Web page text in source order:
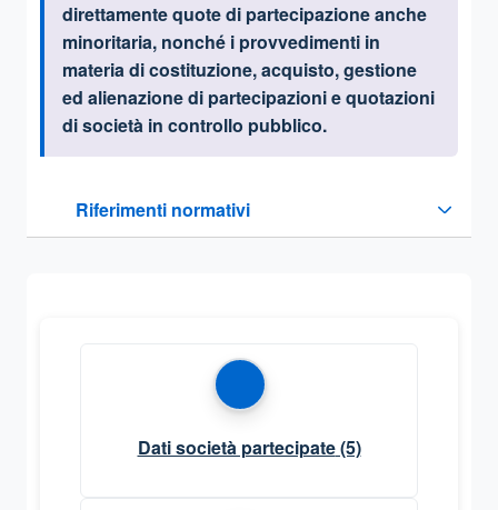
direttamente quote di partecipazione anche
minoritaria, nonché i provvedimenti in
materia di costituzione, acquisto, gestione
ed alienazione di partecipazioni e quotazioni
di società in controllo pubblico.
Riferimenti normativi
Sezione compressa
Dati società partecipate(5)